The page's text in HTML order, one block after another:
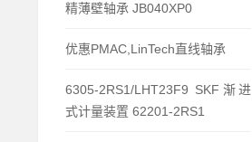
精薄壁轴承 JB040XP0
优惠PMAC,LinTech直线轴承
6305-2RS1/LHT23F9 SKF渐进
式计量装置 62201-2RS1